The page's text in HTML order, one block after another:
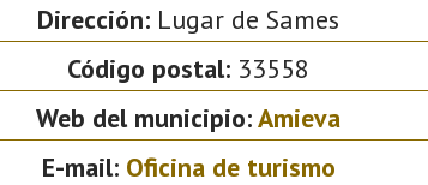
Dirección: Lugar de Sames
Código postal: 33558
Web del municipio:Amieva
E-mail: Oficina de turismo